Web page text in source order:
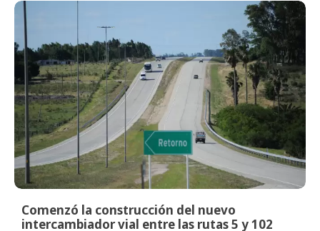
Comenzó la construcción del nuevo
intercambiador vial entre las rutas 5 y 102